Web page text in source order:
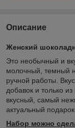
Описание
Женский
Это необычный и
молочный, темный
ручной работы.
добавок и только
вкусный, самый
актуальный
Набор можно